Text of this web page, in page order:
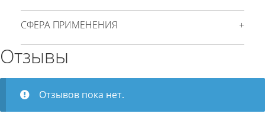
СФЕРА ПРИМЕНЕНИЯ
Отзывы
Отзывов пока нет.